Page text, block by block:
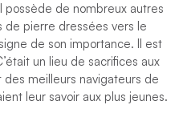
possède de nombreux autres
de pierre dressées vers le
de son importance. Il est
un lieu de sacrifices aux
meilleurs navigateurs de
leur savoir aux plus jeunes.